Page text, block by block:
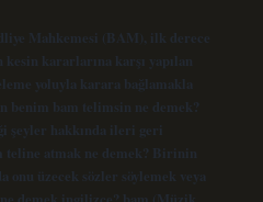
Mahkemesi (BAM), ilk derece
kararlarına karşı yapılan
yoluyla karara bağlamakla
benim bam telimsin ne demek?
şeyler hakkında ileri geri
teline atmak ne demek? Birinin
onu üzecek sözler söylemek veya